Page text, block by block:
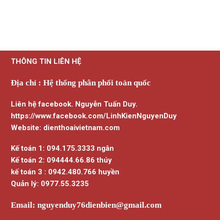
THÔNG TIN LIÊN HỆ
Địa chỉ : Hệ thống phân phối toàn quốc
Liên hệ facebook. Nguyễn Tuấn Duy.
https://www.facebook.com/LinhKienNguyenDuy
Website: dienthoaivietnam.com
Kế toán 1: 094.175.3333 ngân
Kế toán 2: 094444.66.86 thúy
kế toán 3 : 0942.480.766 huyền
Quản lý: 0977.55.3235
Email: nguyenduy76dienbien@gmail.com